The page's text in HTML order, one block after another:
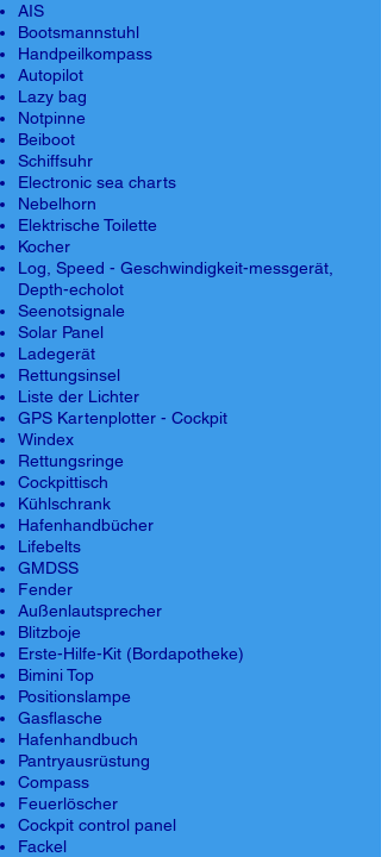
AIS
Bootsmannstuhl
Handpeilkompass
Autopilot
Lazy bag
Notpinne
Beiboot
Schiffsuhr
Electronic sea charts
Nebelhorn
Elektrische Toilette
Kocher
Log, Speed - Geschwindigkeit-messgerät,
Depth-echolot
Seenotsignale
Solar Panel
Ladegerät
Rettungsinsel
Liste der Lichter
GPS Kartenplotter - Cockpit
Windex
Rettungsringe
Cockpittisch
Kühlschrank
Hafenhandbücher
Lifebelts
GMDSS
Fender
Außenlautsprecher
Blitzboje
Erste-Hilfe-Kit (Bordapotheke)
Bimini Top
Positionslampe
Gasflasche
Hafenhandbuch
Pantryausrüstung
Compass
Feuerlöscher
Cockpit control panel
Fackel